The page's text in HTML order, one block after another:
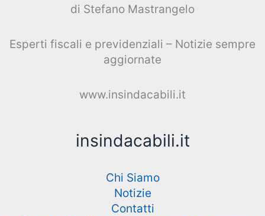
di Stefano Mastrangelo
Esperti fiscali e previdenziali – Notizie sempre
aggiornate
www.insindacabili.it
insindacabili.it
Chi Siamo
Notizie
Contatti